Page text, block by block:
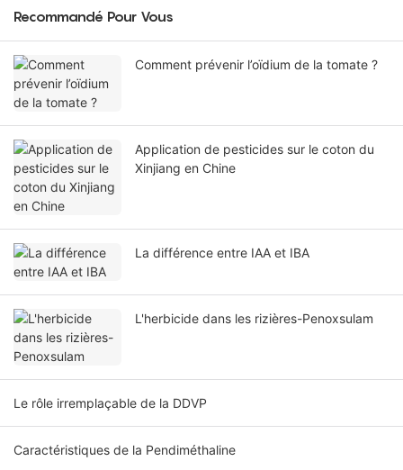
Recommandé Pour Vous
Comment prévenir l’oïdium de la tomate ?
Application de pesticides sur le coton du
Xinjiang en Chine
La différence entre IAA et IBA
L'herbicide dans les rizières-Penoxsulam
Le rôle irremplaçable de la DDVP
Caractéristiques de la Pendiméthaline